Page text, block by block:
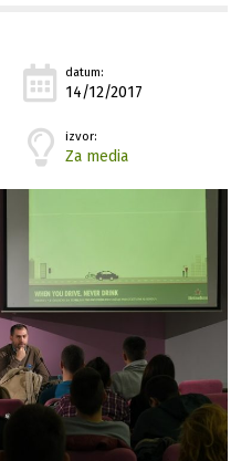
datum:
14/12/2017
izvor:
Za media